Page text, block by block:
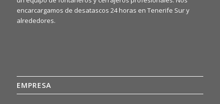
encarcargamos de desatascos 24 horas en Tenerife Sur y
alrededores.
EMPRESA